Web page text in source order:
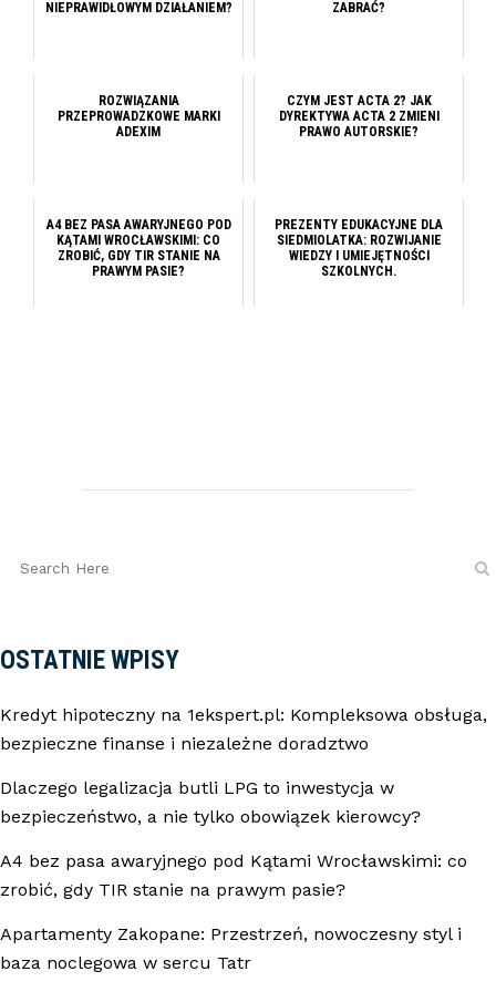
NIEPRAWIDŁOWYM DZIAŁANIEM?
ZABRAĆ?
ROZWIĄZANIA
PRZEPROWADZKOWE MARKI
ADEXIM
CZYM JEST ACTA 2? JAK
DYREKTYWA ACTA 2 ZMIENI
PRAWO AUTORSKIE?
A4 BEZ PASA AWARYJNEGO POD
KĄTAMI WROCŁAWSKIMI: CO
ZROBIĆ, GDY TIR STANIE NA
PRAWYM PASIE?
PREZENTY EDUKACYJNE DLA
SIEDMIOLATKA: ROZWIJANIE
WIEDZY I UMIEJĘTNOŚCI
SZKOLNYCH.
OSTATNIE WPISY
Kredyt hipoteczny na 1ekspert.pl: Kompleksowa obsługa,
bezpieczne finanse i niezależne doradztwo
Dlaczego legalizacja butli LPG to inwestycja w
bezpieczeństwo, a nie tylko obowiązek kierowcy?
A4 bez pasa awaryjnego pod Kątami Wrocławskimi: co
zrobić, gdy TIR stanie na prawym pasie?
Apartamenty Zakopane: Przestrzeń, nowoczesny styl i
baza noclegowa w sercu Tatr